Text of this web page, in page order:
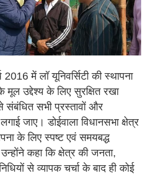
2016 में लॉ यूनिवर्सिटी की स्थापना
उद्देश्य के लिए सुरक्षित रखा
संबंधित सभी प्रस्तावों और
जाए। डोईवाला विधानसभा क्षेत्र
के लिए स्पष्ट एवं समयबद्ध
कहा कि क्षेत्र की जनता,
से व्यापक चर्चा के बाद ही कोई